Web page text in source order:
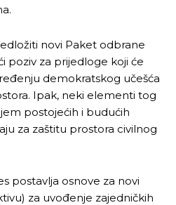
novi Paket odbrane
poziv za prijedloge koji će
demokratskog učešća
Ipak, neki elementi tog
postojećih i budućih
za zaštitu prostora civilnog
postavlja osnove za novi
za uvođenje zajedničkih